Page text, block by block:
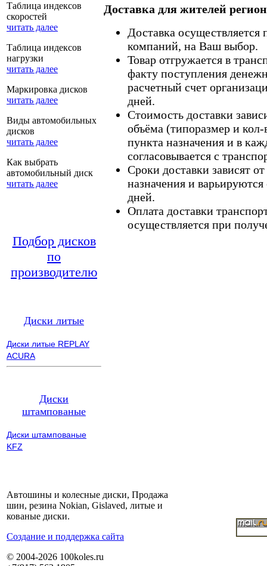
Таблица индексов
скоростей
читать далее
Таблица индексов
нагрузки
читать далее
Маркировка дисков
читать далее
Виды автомобильных
дисков
читать далее
Как выбрать
автомобильный диск
читать далее
Подбор дисков
по
производителю
Диски литые
Диски литые REPLAY
ACURA
Диски
штампованые
Диски штампованые
KFZ
Доставка для жителей
Доставка
компаний, на Ваш выбор.
Товар отгружается в
факту поступления
расчетный счет
дней.
Стоимость доставки
объёма (типоразмер и кол-
пункта назначения и в
согласовывается с
Сроки доставки зависят
назначения и
дней.
Оплата доставки
осуществляется при
Автошины и колесные диски, Продажа
шин, резина Nokian, Gislaved, литые и
кованые диски.
Cоздание и поддержка сайта
© 2004-2026 100koles.ru